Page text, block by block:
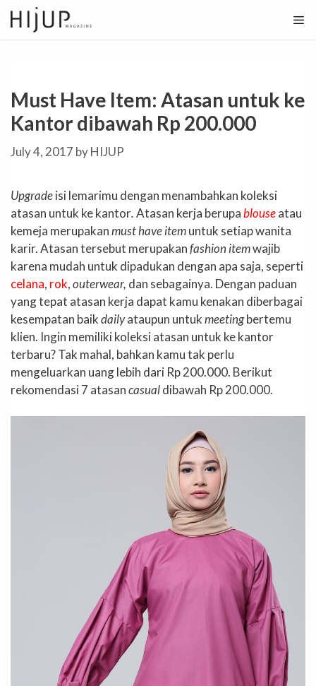
Skip
to
content
Must Have Item: Atasan untuk ke
Kantor dibawah Rp 200.000
July 4, 2017 byHIJUP
Upgradeisi lemarimu dengan menambahkan koleksi
atasan untuk ke kantor.Atasan kerja berupablouseatau
kemeja merupakanmust have itemuntuk setiap wanita
karir. Atasan tersebut merupakanfashion itemwajib
karena mudah untuk dipadukan dengan apa saja, seperti
celana, rok,outerwear, dan sebagainya. Dengan paduan
yang tepat atasan kerja dapat kamu kenakan diberbagai
kesempatan baikdailyataupun untukmeetingbertemu
klien. Ingin memiliki koleksi atasan untuk ke kantor
terbaru? Tak mahal, bahkan kamu tak perlu
mengeluarkan uang lebih dari Rp 200.000. Berikut
rekomendasi 7 atasancasualdibawah Rp 200.000.